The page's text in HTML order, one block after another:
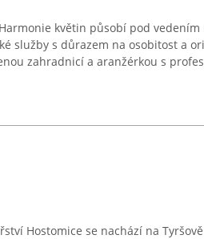
květin působí pod vedením
služby s důrazem na osobitost a
zahradnicí a aranžérkou s
Hostomice se nachází na